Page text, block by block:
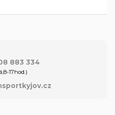
883 334
17hod.)